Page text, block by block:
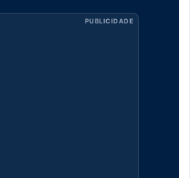
PUBLICIDADE